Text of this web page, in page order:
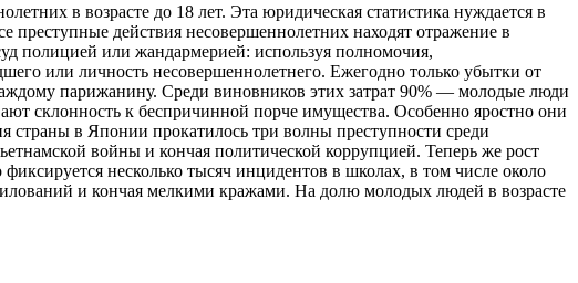
в возрасте до 18 лет. Эта юридическая статистика нуждается в
действия несовер­шеннолетних находят отражение в
полицией или жандармерией: используя полно­мочия,
или личность несовершен­нолетнего. Ежегодно только убытки от
парижанину. Среди виновников этих за­трат 90% — молодые люди
склонность к беспричинной порче имущества. Осо­бенно яростно они
страны в Японии прокатилось три волны преступности среди
войны и кончая политической коррупцией. Теперь же рост
несколько тысяч инцидентов в школах, в том числе около
и кончая мелкими кражами. На долю молодых лю­дей в возрасте